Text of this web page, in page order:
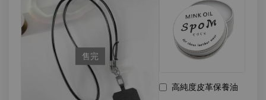
售完
高純度皮革保養油